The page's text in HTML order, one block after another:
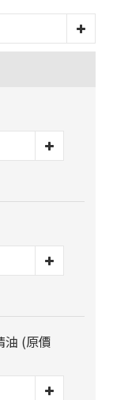
油 (原價